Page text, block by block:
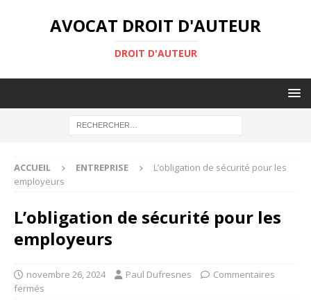
AVOCAT DROIT D'AUTEUR
DROIT D'AUTEUR
ACCUEIL ENTREPRISE
L’obligation de sécurité pour les
employeurs
L’obligation de sécurité pour les
employeurs
novembre 26, 2024 Paul Dufresnes
Commentaires
fermés